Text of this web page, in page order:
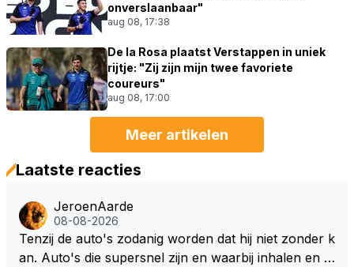
onverslaanbaar"
aug 08, 17:38
De la Rosa plaatst Verstappen in uniek
rijtje: "Zij zijn mijn twee favoriete
coureurs"
aug 08, 17:00
Meer artikelen
Laatste reacties
JeroenAarde
08-08-2026
Tenzij de auto's zodanig worden dat hij niet zonder k
an. Auto's die supersnel zijn en waarbij inhalen en v